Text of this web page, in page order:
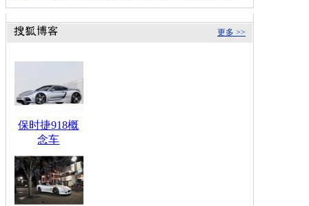
更多 >>
保时捷918概
念车